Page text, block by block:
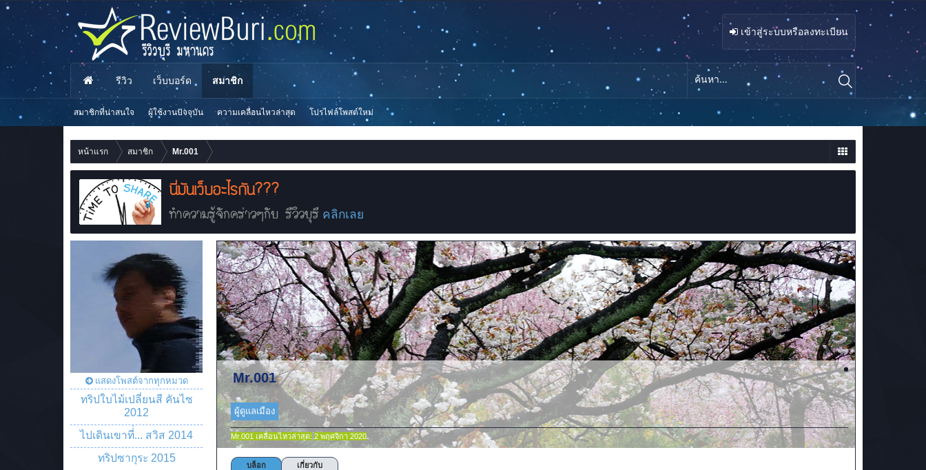
หน้าแรก สมาชิก Mr.001
นี่มันเว็บอะไรกัน???
ทำความรู้จักคร่าวๆกับ รีวิวบุรี คลิกเลย
แสดงโพสต์จากทุกหมวด
ทริปใบไม้เปลี่ยนสี คันไซ
2012
ไปเดินเขาที่่... สวิส 2014
ทริปซากุระ 2015
Mr.001
ผู้ว่าฯรีวิวบุรี
ผู้ดูแลเมือง
Mr.001 เคลื่อนไหวล่าสุด: 2 พฤศจิกา 2020
บล็อก เกี่ยวกับ
เข้าสู่ระบบหรือลงทะเบียน
รีวิว เว็บบอร์ด สมาชิก
สมาชิกที่น่าสนใจ ผู้ใช้งานปัจจุบัน ความเคลื่อนไหวล่าสุด โปรไฟล์โพสต์ใหม่